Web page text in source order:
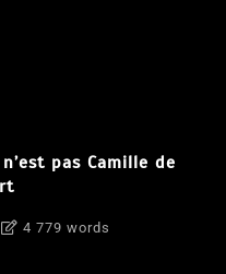
pas Camille de
4 779 words